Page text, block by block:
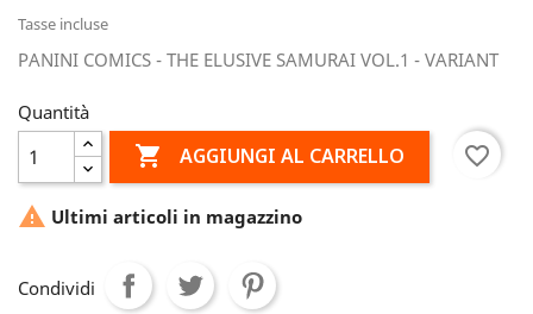
Tasse incluse
PANINI COMICS - THE ELUSIVE SAMURAI VOL.1 - VARIANT
Quantità
 AGGIUNGI AL CARRELLO favorite_border
 Ultimi articoli in magazzino
Condividi